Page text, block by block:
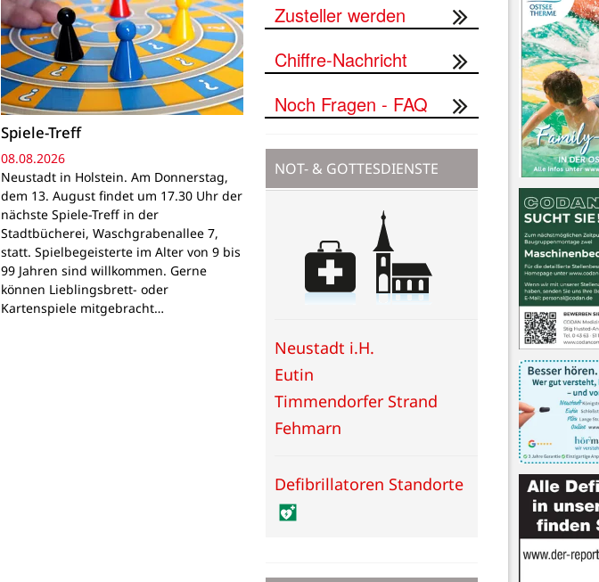
Spiele-Treff
08.08.2026
Neustadt in Holstein. Am Donnerstag,
dem 13. August findet um 17.30 Uhr der
nächste Spiele-Treff in der
Stadtbücherei, Waschgrabenallee 7,
statt. Spielbegeisterte im Alter von 9 bis
99 Jahren sind willkommen. Gerne
können Lieblingsbrett- oder
Kartenspiele mitgebracht…
Zusteller werden
Chiffre-Nachricht
Noch Fragen - FAQ
NOT- & GOTTESDIENSTE
Neustadt i.H.
Eutin
Timmendorfer Strand
Fehmarn
Defibrillatoren Standorte